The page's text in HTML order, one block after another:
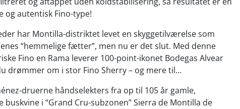
og autentisk Fino-type!
har Montilla-distriktet levet en skyggetilværelse som
“hemmelige fætter”, men nu er det slut. Med denne
Fino en Rama leverer 100-point-ikonet Bodegas Alvear
drømmer om i stor Fino Sherry – og mere til...
druerne håndselekters fra op til 105 år gamle,
buskvine i “Grand Cru-subzonen” Sierra de Montilla de